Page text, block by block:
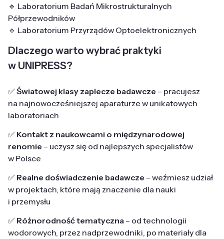
🔹 Laboratorium Badań Mikrostrukturalnych
Półprzewodników
🔹 Laboratorium Przyrządów Optoelektronicznych
Dlaczego warto wybrać praktyki
w UNIPRESS?
✅ Światowej klasy zaplecze badawcze – pracujesz
na najnowocześniejszej aparaturze w unikatowych
laboratoriach
✅ Kontakt z naukowcami o międzynarodowej
renomie – uczysz się od najlepszych specjalistów
w Polsce
✅ Realne doświadczenie badawcze – weźmiesz udział
w projektach, które mają znaczenie dla nauki
i przemysłu
✅ Różnorodność tematyczna – od technologii
wodorowych, przez nadprzewodniki, po materiały dla